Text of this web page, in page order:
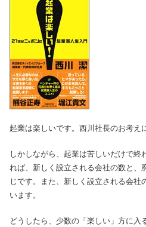
起業は楽しいです。西川社長のお考え
しかしながら、起業は苦しいだけで終
れば、新しく設立される会社の数と、
じです。また、新しく設立される会社
います。
どうしたら、少数の「楽しい」方に入